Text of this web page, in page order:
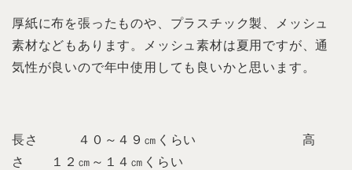
厚紙に布を張ったものや、プラスチック製、メッシュ
素材などもあります。メッシュ素材は夏用ですが、通
気性が良いので年中使用しても良いかと思います。
長さ ４０～４９㎝くらい 高
さ １２㎝～１４㎝くらい